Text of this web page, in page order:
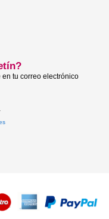
tu correo electrónico
.